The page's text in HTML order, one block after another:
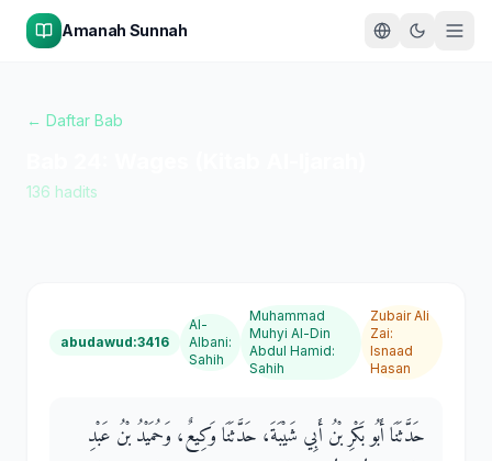
Amanah Sunnah
← Daftar Bab
136 hadits
abudawud:3416
Al-
Albani:
Sahih
Muhammad
Muhyi Al-Din
Abdul Hamid:
Sahih
Zubair Ali
Zai:
Isnaad
Hasan
حَدَّثَنَا أَبُو بَكْرِ بْنُ أَبِي شَيْبَةَ، حَدَّثَنَا وَكِيعٌ، وَحُمَيْدُ بْنُ عَبْدِ